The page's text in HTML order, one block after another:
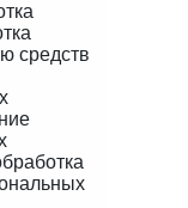
средств